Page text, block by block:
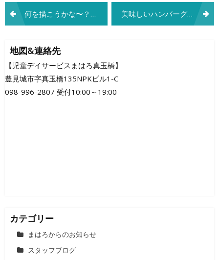
投
稿
ナ
ビ
ゲ
何を描こうかな〜？？ 美味しいハンバーグ作りのために・・☆彡
地図&連絡先
【児童デイサービスまはろ真玉橋】
豊見城市字真玉橋135NPKビル1-C
098-996-2807 受付10:00～19:00
カテゴリー
まはろからのお知らせ
スタッフブログ